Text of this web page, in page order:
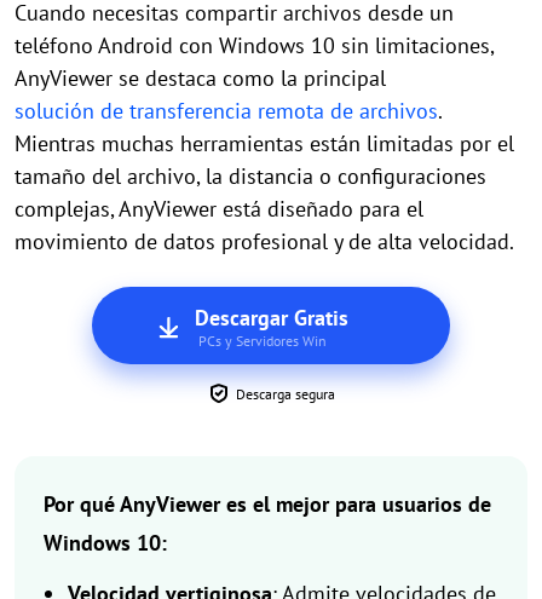
Cuando necesitas compartir archivos desde un
teléfono Android con Windows 10 sin limitaciones,
AnyViewer se destaca como la principal
solución de transferencia remota de archivos.
Mientras muchas herramientas están limitadas por el
tamaño del archivo, la distancia o configuraciones
complejas, AnyViewer está diseñado para el
movimiento de datos profesional y de alta velocidad.
Descargar Gratis
PCs y Servidores Win
Descarga segura
Por qué AnyViewer es el mejor para usuarios de
Windows 10: